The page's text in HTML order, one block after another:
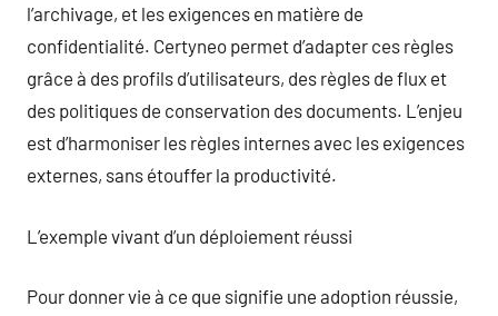
l’archivage, et les exigences en matière de
confidentialité. Certyneo permet d’adapter ces règles
grâce à des profils d’utilisateurs, des règles de flux et
des politiques de conservation des documents. L’enjeu
est d’harmoniser les règles internes avec les exigences
externes, sans étouffer la productivité.
L’exemple vivant d’un déploiement réussi
Pour donner vie à ce que signifie une adoption réussie,